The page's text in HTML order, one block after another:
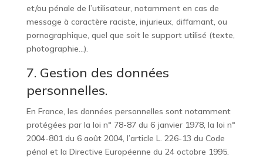
et/ou pénale de l’utilisateur, notamment en cas de
message à caractère raciste, injurieux, diffamant, ou
pornographique, quel que soit le support utilisé (texte,
photographie…).
7. Gestion des données
personnelles.
En France, les données personnelles sont notamment
protégées par la loi n° 78-87 du 6 janvier 1978, la loi n°
2004-801 du 6 août 2004, l’article L. 226-13 du Code
pénal et la Directive Européenne du 24 octobre 1995.